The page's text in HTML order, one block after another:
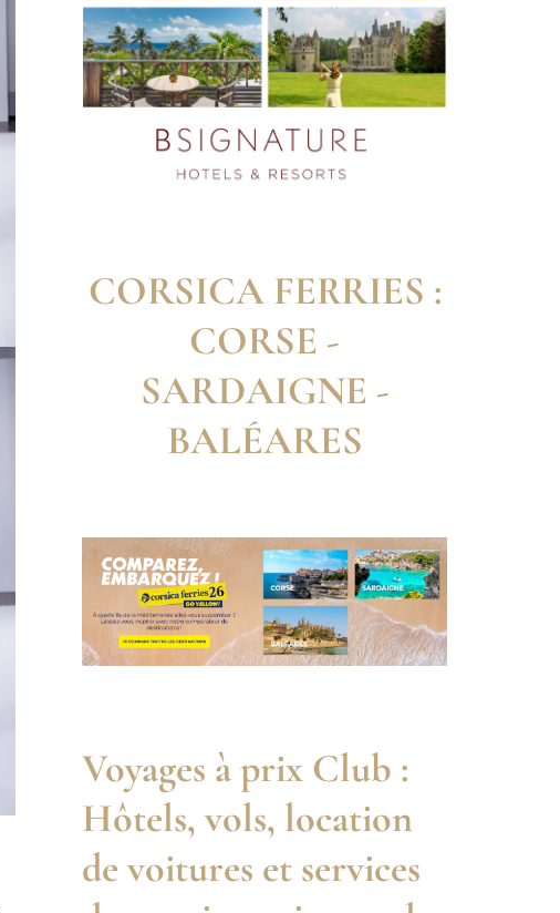
CORSICA FERRIES :
CORSE -
SARDAIGNE -
BALÉARES
Voyages à prix Club :
Hôtels, vols, location
de voitures et services